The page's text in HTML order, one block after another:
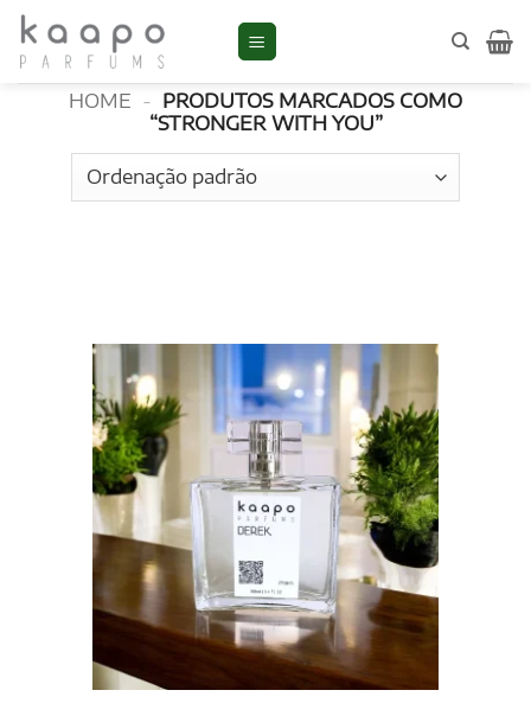
Skip
content
Stronger With You
HOME - PRODUTOS MARCADOS COMO
“STRONGER WITH YOU”